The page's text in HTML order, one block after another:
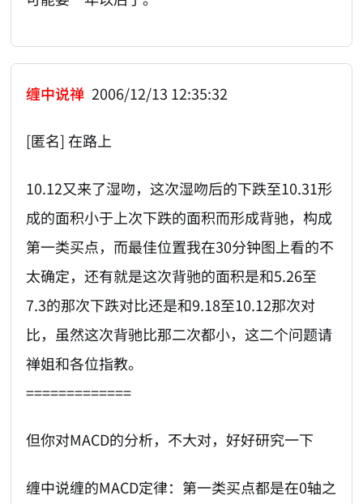
缠中说禅 2006/12/13 12:35:32
[匿名] 在路上
10.12又来了湿吻，这次湿吻后的下跌至10.31形
成的面积小于上次下跌的面积而形成背驰，构成
第一类买点，而最佳位置我在30分钟图上看的不
太确定，还有就是这次背驰的面积是和5.26至
7.3的那次下跌对比还是和9.18至10.12那次对
比，虽然这次背驰比那二次都小，这二个问题请
禅姐和各位指教。
=============
但你对MACD的分析，不大对，好好研究一下
缠中说缠的MACD定律：第一类买点都是在0轴之